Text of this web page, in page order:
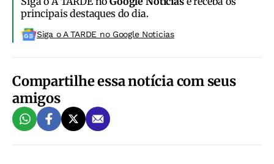
principais destaques do dia.
Siga o A TARDE no Google Noticias
Compartilhe essa notícia com seus
amigos